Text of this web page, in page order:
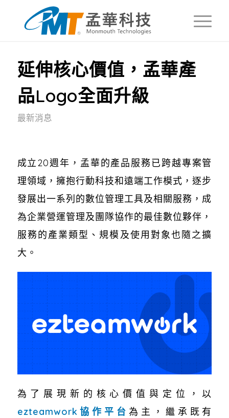
延伸核心價值，孟華產
品Logo全面升級
最新消息
成立20週年，孟華的產品服務已跨越專案管
理領域，擁抱行動科技和遠端工作模式，逐步
發展出一系列的數位管理工具及相關服務，成
為企業營運管理及團隊協作的最佳數位夥伴，
服務的產業類型、規模及使用對象也隨之擴
大。
為了展現新的核心價值與定位，以
ezteamwork協作平台為主，繼承既有